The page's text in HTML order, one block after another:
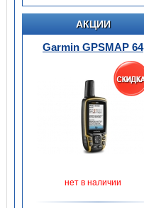
АКЦИИ
Garmin GPSMAP 64
нет в наличии